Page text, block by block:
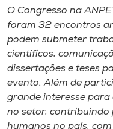
o idioma
A+
A-
O Congresso na
foram 32 encontros
podem submeter
científicos,
dissertações e teses
evento. Além de
grande interesse
no setor, contribuindo
humanos no país,